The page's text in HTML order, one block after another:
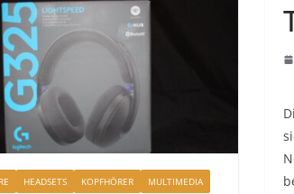
HEADSETS KOPFHÖRER MULTIMEDIA